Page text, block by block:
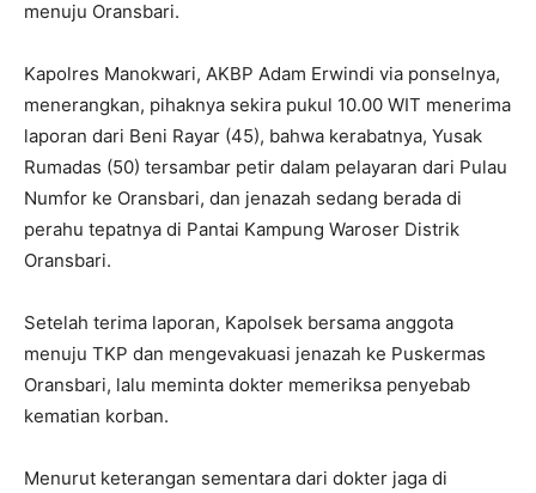
menuju Oransbari.
Kapolres Manokwari, AKBP Adam Erwindi via ponselnya,
menerangkan, pihaknya sekira pukul 10.00 WIT menerima
laporan dari Beni Rayar (45), bahwa kerabatnya, Yusak
Rumadas (50) tersambar petir dalam pelayaran dari Pulau
Numfor ke Oransbari, dan jenazah sedang berada di
perahu tepatnya di Pantai Kampung Waroser Distrik
Oransbari.
Setelah terima laporan, Kapolsek bersama anggota
menuju TKP dan mengevakuasi jenazah ke Puskermas
Oransbari, lalu meminta dokter memeriksa penyebab
kematian korban.
Menurut keterangan sementara dari dokter jaga di